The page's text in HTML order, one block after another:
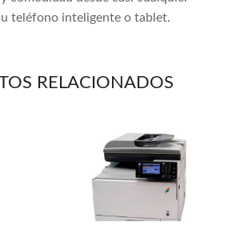
teléfono inteligente o tablet.
RELACIONADOS